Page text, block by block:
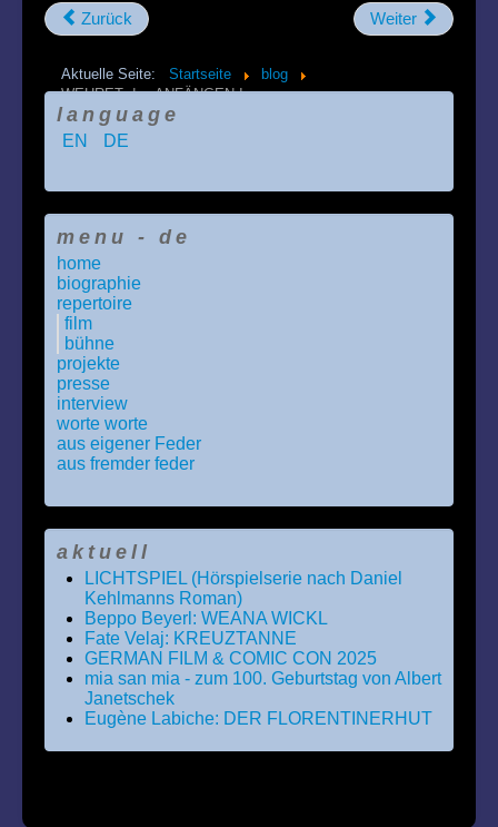
Zurück Weiter
Aktuelle Seite: Startseite
blog
WEHRET den ANFÄNGEN !
language
EN DE
menu - de
home
biographie
repertoire
film
bühne
projekte
presse
interview
worte worte
aus eigener Feder
aus fremder feder
aktuell
LICHTSPIEL (Hörspielserie nach Daniel
Kehlmanns Roman)
Beppo Beyerl: WEANA WICKL
Fate Velaj: KREUZTANNE
GERMAN FILM & COMIC CON 2025
mia san mia - zum 100. Geburtstag von Albert
Janetschek
Eugène Labiche: DER FLORENTINERHUT